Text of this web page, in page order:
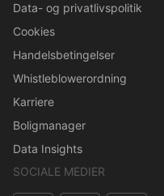
Data- og privatlivspolitik
Cookies
Handelsbetingelser
Whistleblowerordning
Karriere
Boligmanager
Data Insights
SOCIALE MEDIER